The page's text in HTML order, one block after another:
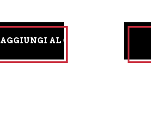
AGGIUNGI AL CARRELLO